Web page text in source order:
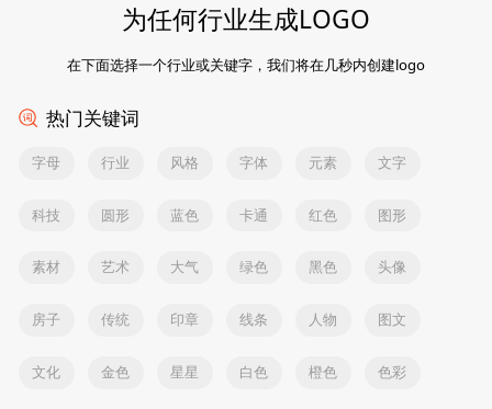
为任何行业生成LOGO
在下面选择一个行业或关键字，我们将在几秒内创建logo
热门关键词
字母 行业 风格 字体 元素 文字
科技 圆形 蓝色 卡通 红色 图形
素材 艺术 大气 绿色 黑色 头像
房子 传统 印章 线条 人物 图文
文化 金色 星星 白色 橙色 色彩